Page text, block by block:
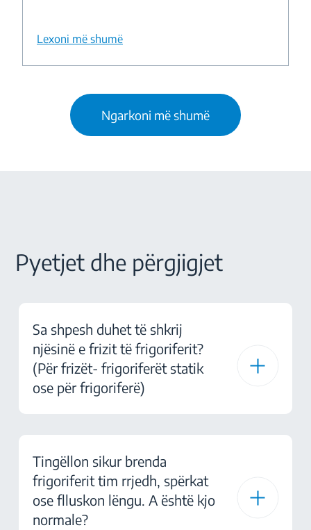
Lexoni më shumë
Ngarkoni më shumë
Pyetjet dhe përgjigjet
Sa shpesh duhet të shkrij
njësinë e frizit të frigoriferit?
(Për frizët- frigoriferët statik
ose për frigoriferë)
Tingëllon sikur brenda
frigoriferit tim rrjedh, spërkat
ose flluskon lëngu. A është kjo
normale?